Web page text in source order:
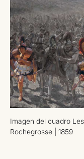
Imagen del cuadro
Rochegrosse | 1859